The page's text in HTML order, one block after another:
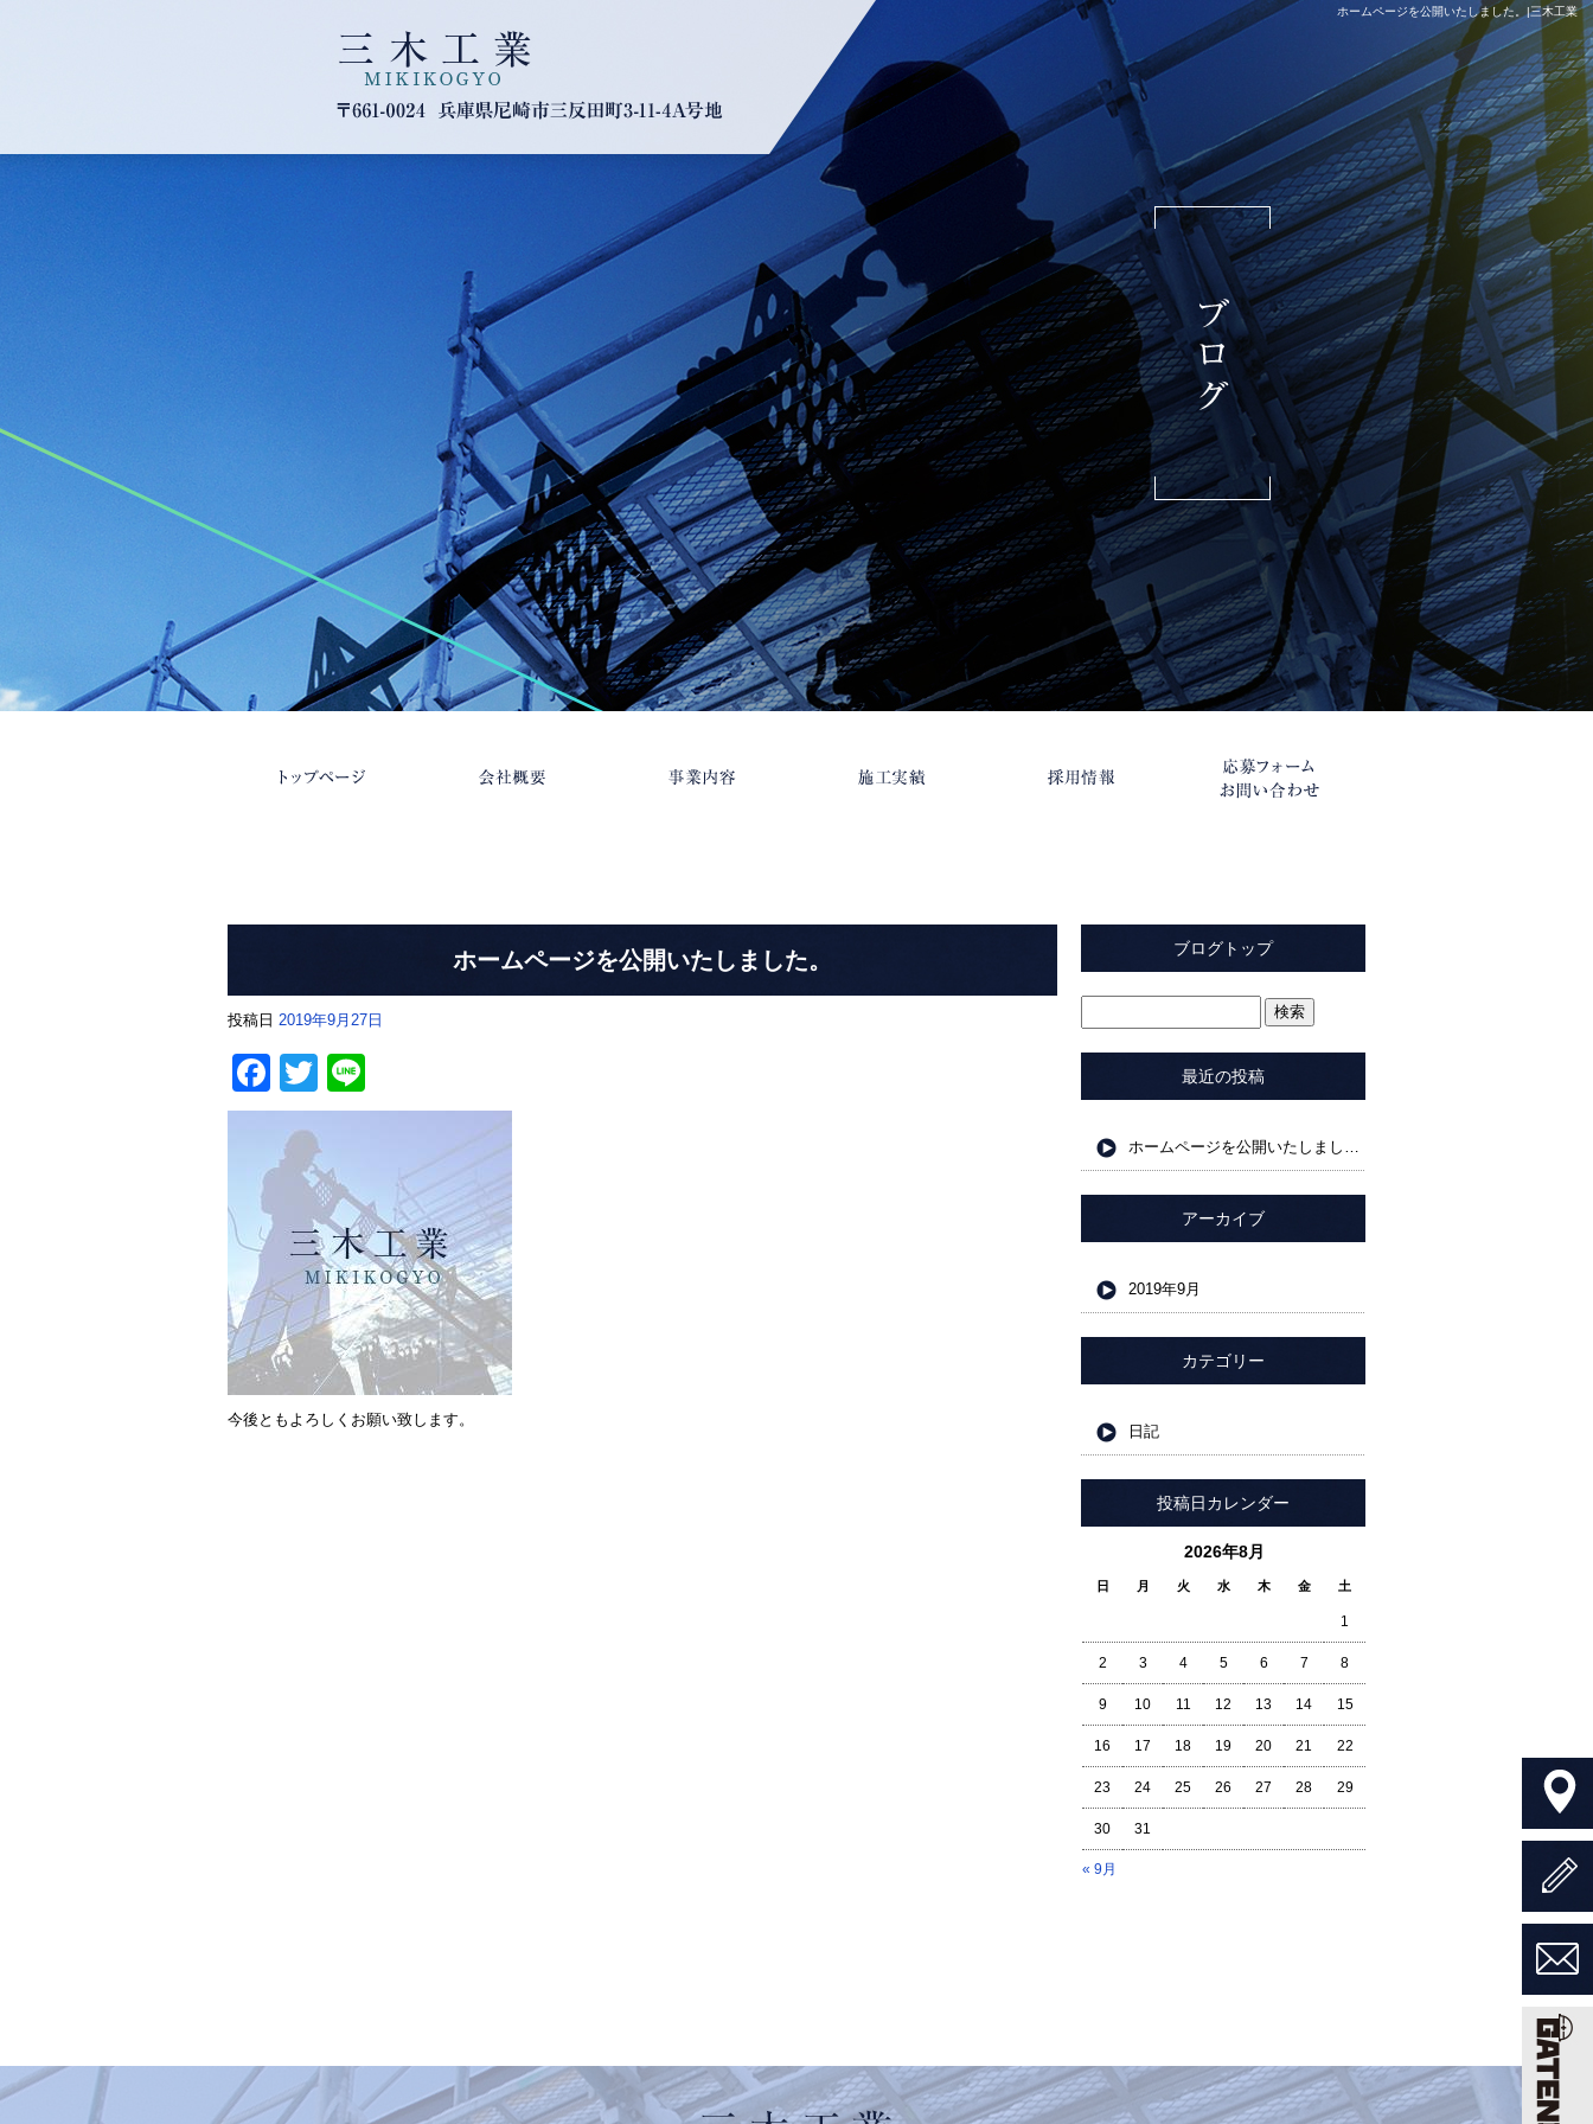
ホームページを公開いたしました。|三木工業
ホームページを公開いたしました。
投稿日 2019年9月27日
Facebook
Twitter
今後ともよろしくお願い致します。
ブログトップ
最近の投稿
ホームページを公開いたしました。
アーカイブ
2019年9月
カテゴリー
日記
投稿日カレンダー
2026年8月
日 月 火 水 木 金 土
« 9月
1
2 3 4 5 6 7 8
9 10 11 12 13 14 15
16 17 18 19 20 21 22
23 24 25 26 27 28 29
30 31